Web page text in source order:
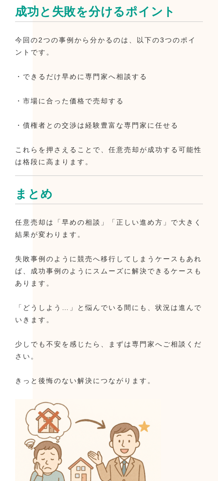
成功と失敗を分けるポイント
今回の2つの事例から分かるのは、以下の3つのポイ
ントです。
・できるだけ早めに専門家へ相談する
・市場に合った価格で売却する
・債権者との交渉は経験豊富な専門家に任せる
これらを押さえることで、任意売却が成功する可能性
は格段に高まります。
まとめ
任意売却は「早めの相談」「正しい進め方」で大きく
結果が変わります。
失敗事例のように競売へ移行してしまうケースもあれ
ば、成功事例のようにスムーズに解決できるケースも
あります。
「どうしよう…」と悩んでいる間にも、状況は進んで
いきます。
少しでも不安を感じたら、まずは専門家へご相談くだ
さい。
きっと後悔のない解決につながります。